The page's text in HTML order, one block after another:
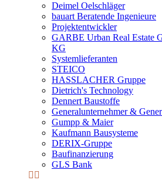
Deimel Oelschläger
bauart Beratende Ingenieure
Projektentwickler
GARBE Urban Real Estate
KG
Systemlieferanten
STEICO
HASSLACHER Gruppe
Dietrich's Technology
Dennert Baustoffe
Generalunternehmer &
Gumpp & Maier
Kaufmann Bausysteme
DERIX-Gruppe
Baufinanzierung
GLS Bank